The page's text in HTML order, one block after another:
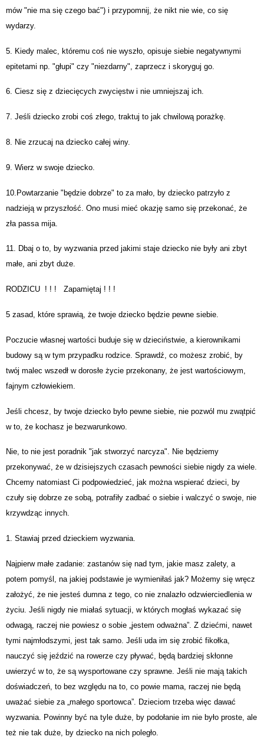
mów "nie ma się czego bać") i przypomnij, że nikt nie wie, co się
wydarzy.
5. Kiedy malec, któremu coś nie wyszło, opisuje siebie negatywnymi
epitetami np. "głupi" czy "niezdarny", zaprzecz i skoryguj go.
6. Ciesz się z dziecięcych zwycięstw i nie umniejszaj ich.
7. Jeśli dziecko zrobi coś złego, traktuj to jak chwilową porażkę.
8. Nie zrzucaj na dziecko całej winy.
9. Wierz w swoje dziecko.
10.Powtarzanie "będzie dobrze" to za mało, by dziecko patrzyło z
nadzieją w przyszłość. Ono musi mieć okazję samo się przekonać, że
zła passa mija.
11. Dbaj o to, by wyzwania przed jakimi staje dziecko nie były ani zbyt
małe, ani zbyt duże.
RODZICU ! ! ! Zapamiętaj ! ! !
5 zasad, które sprawią, że twoje dziecko będzie pewne siebie.
Poczucie własnej wartości buduje się w dzieciństwie, a kierownikami
budowy są w tym przypadku rodzice. Sprawdź, co możesz zrobić, by
twój malec wszedł w dorosłe życie przekonany, że jest wartościowym,
fajnym człowiekiem.
Jeśli chcesz, by twoje dziecko było pewne siebie, nie pozwól mu zwątpić
w to, że kochasz je bezwarunkowo.
Nie, to nie jest poradnik "jak stworzyć narcyza". Nie będziemy
przekonywać, że w dzisiejszych czasach pewności siebie nigdy za wiele.
Chcemy natomiast Ci podpowiedzieć, jak można wspierać dzieci, by
czuły się dobrze ze sobą, potrafiły zadbać o siebie i walczyć o swoje, nie
krzywdząc innych.
1. Stawiaj przed dzieckiem wyzwania.
Najpierw małe zadanie: zastanów się nad tym, jakie masz zalety, a
potem pomyśl, na jakiej podstawie je wymieniłaś jak? Możemy się wręcz
założyć, że nie jesteś dumna z tego, co nie znalazło odzwierciedlenia w
życiu. Jeśli nigdy nie miałaś sytuacji, w których mogłaś wykazać się
odwagą, raczej nie powiesz o sobie „jestem odważna”. Z dziećmi, nawet
tymi najmłodszymi, jest tak samo. Jeśli uda im się zrobić fikołka,
nauczyć się jeździć na rowerze czy pływać, będą bardziej skłonne
uwierzyć w to, że są wysportowane czy sprawne. Jeśli nie mają takich
doświadczeń, to bez względu na to, co powie mama, raczej nie będą
uważać siebie za „małego sportowca”. Dzieciom trzeba więc dawać
wyzwania. Powinny być na tyle duże, by podołanie im nie było proste, ale
też nie tak duże, by dziecko na nich poległo.